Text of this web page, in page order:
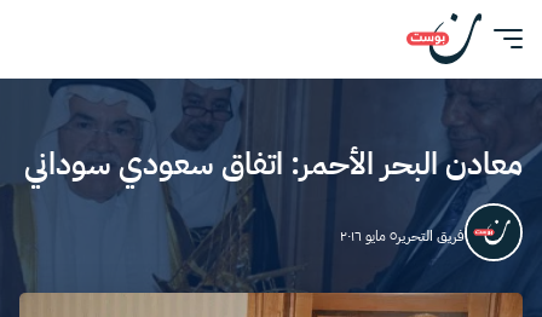
معادن البحر الأحمر: اتفاق سعودي سوداني
فريق التحرير٥ مايو ٢٠١٦